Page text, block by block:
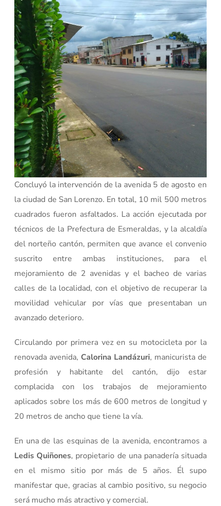
Concluyó la intervención de la avenida 5 de agosto en
la ciudad de San Lorenzo. En total, 10 mil 500 metros
cuadrados fueron asfaltados. La acción ejecutada por
técnicos de la Prefectura de Esmeraldas, y la alcaldía
del norteño cantón, permiten que avance el convenio
suscrito entre ambas instituciones, para el
mejoramiento de 2 avenidas y el bacheo de varias
calles de la localidad, con el objetivo de recuperar la
movilidad vehicular por vías que presentaban un
avanzado deterioro.
Circulando por primera vez en su motocicleta por la
renovada avenida, Calorina Landázuri, manicurista de
profesión y habitante del cantón, dijo estar
complacida con los trabajos de mejoramiento
aplicados sobre los más de 600 metros de longitud y
20 metros de ancho que tiene la vía.
En una de las esquinas de la avenida, encontramos a
Ledis Quiñones, propietario de una panadería situada
en el mismo sitio por más de 5 años. Él supo
manifestar que, gracias al cambio positivo, su negocio
será mucho más atractivo y comercial.